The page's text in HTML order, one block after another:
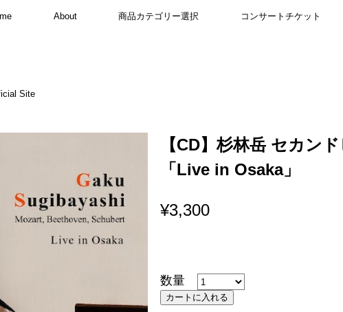
About 商品カテゴリー選択 コンサートチケット
Site
【CD】杉林岳 セカン
「Live in Osaka」
¥3,300
数量